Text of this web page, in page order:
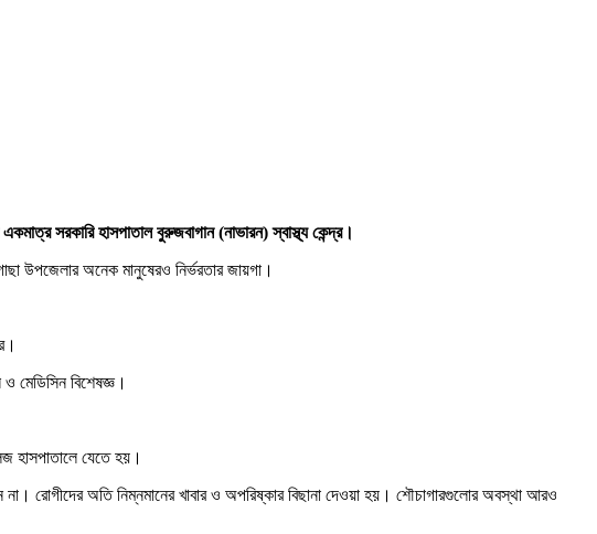
সরকারি হাসপাতাল বুরুজবাগান (নাভারন) স্বাস্থ্য কেন্দ্র।
উপজেলার অনেক মানুষেরও নির্ভরতার জায়গা।
মেডিসিন বিশেষজ্ঞ।
হাসপাতালে যেতে হয়।
না। রোগীদের অতি নিম্নমানের খাবার ও অপরিষ্কার বিছানা দেওয়া হয়। শৌচাগারগুলোর অবস্থা আরও